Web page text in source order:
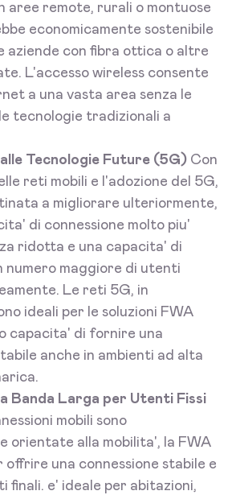
aree remote, rurali o montuose
economicamente sostenibile
aziende con fibra ottica o altre
L'accesso wireless consente
a una vasta area senza le
tecnologie tradizionali a
Tecnologie Future (5G) Con
reti mobili e l'adozione del 5G,
a migliorare ulteriormente,
di connessione molto piu'
ridotta e una capacita' di
numero maggiore di utenti
Le reti 5G, in
ideali per le soluzioni FWA
capacita' di fornire una
anche in ambienti ad alta
Banda Larga per Utenti Fissi
mobili sono
orientate alla mobilita', la FWA
offrire una connessione stabile e
finali. e' ideale per abitazioni,